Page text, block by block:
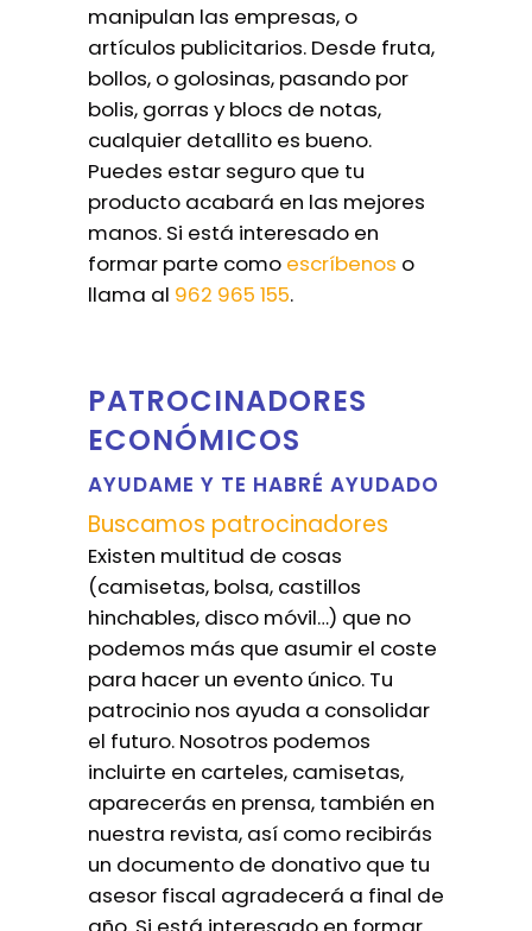
manipulan las empresas, o
artículos publicitarios. Desde fruta,
bollos, o golosinas, pasando por
bolis, gorras y blocs de notas,
cualquier detallito es bueno.
Puedes estar seguro que tu
producto acabará en las mejores
manos. Si está interesado en
formar parte como escríbenos o
llama al 962 965 155.
PATROCINADORES
ECONÓMICOS
AYUDAME Y TE HABRÉ AYUDADO
Buscamos patrocinadores
Existen multitud de cosas
(camisetas, bolsa, castillos
hinchables, disco móvil…) que no
podemos más que asumir el coste
para hacer un evento único. Tu
patrocinio nos ayuda a consolidar
el futuro. Nosotros podemos
incluirte en carteles, camisetas,
aparecerás en prensa, también en
nuestra revista, así como recibirás
un documento de donativo que tu
asesor fiscal agradecerá a final de